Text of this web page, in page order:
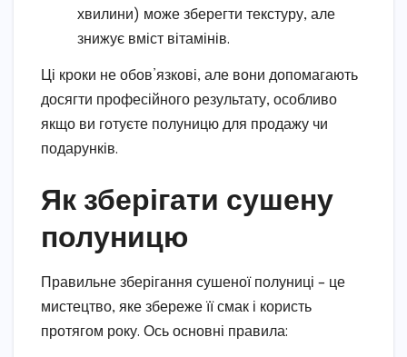
хвилини) може зберегти текстуру, але
знижує вміст вітамінів.
Ці кроки не обов’язкові, але вони допомагають
досягти професійного результату, особливо
якщо ви готуєте полуницю для продажу чи
подарунків.
Як зберігати сушену
полуницю
Правильне зберігання сушеної полуниці – це
мистецтво, яке збереже її смак і користь
протягом року. Ось основні правила: